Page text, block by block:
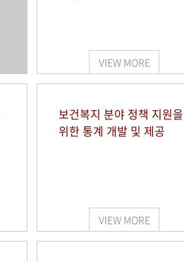
VIEW MORE
보건복지 분야 정책 지원을
위한 통계 개발 및 제공
VIEW MORE